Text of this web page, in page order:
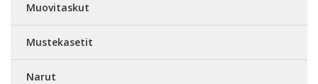
Muovitaskut
Mustekasetit
Narut